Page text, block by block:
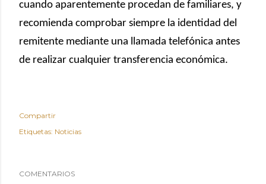
cuando aparentemente procedan de familiares, y
recomienda comprobar siempre la identidad del
remitente mediante una llamada telefónica antes
de realizar cualquier transferencia económica.
Compartir
Etiquetas: Noticias
COMENTARIOS